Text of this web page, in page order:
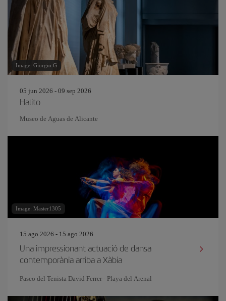
Image: Giorgio G
05 jun 2026 - 09 sep 2026
Halito
Museo de Aguas de Alicante
Image: Master1305
15 ago 2026 - 15 ago 2026
Una impressionant actuació de dansa
contemporània arriba a Xàbia
Paseo del Tenista David Ferrer - Playa del Arenal